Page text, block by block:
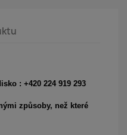
: +420 224 919 293
způsoby, než které